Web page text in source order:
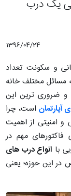
ویژگی اصلی یک درب
1396/04/24
و سکونت تعداد
مسائل مختلف خانه
و ضروری ترین این
آپارتمان است، چرا
امنیتی از اهمیت
فاکتورهای مهم در
با انواع درب های
این حوزه؛ یعنی